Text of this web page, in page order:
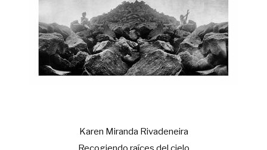
Karen Miranda Rivadeneira